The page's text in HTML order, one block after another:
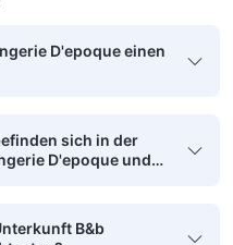
D'epoque einen
sich in der
D'epoque und
B&b